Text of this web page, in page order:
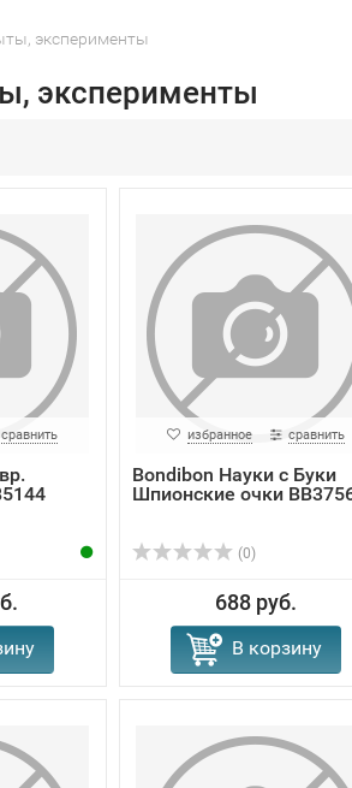
эксперименты
эксперименты
сравнить избранное сравнить
Bondibon Науки с Буки
Шпионские очки
(0)
688 руб.
В корзину